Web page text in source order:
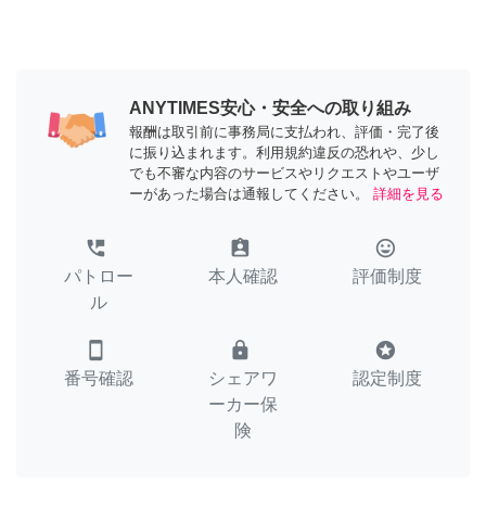
ANYTIMES安心・安全への取り組み
報酬は取引前に事務局に支払われ、評価・完了後
に振り込まれます。利用規約違反の恐れや、少し
でも不審な内容のサービスやリクエストやユーザ
ーがあった場合は通報してください。
詳細を見る
perm_phone_msg
パトロー
ル
assignment_ind
本人確認
tag_faces
評価制度
smartphone
番号確認
lock
シェアワ
ーカー保
険
stars
認定制度